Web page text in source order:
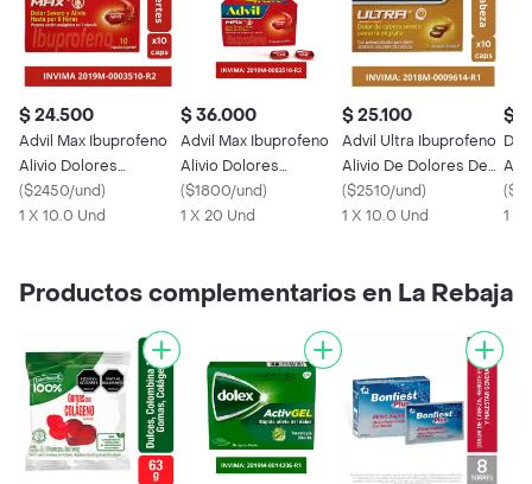
$ 24.500
Advil Max Ibuprofeno
Alivio Dolores
Asociados a
Inflamacion X 10
($2450/und)
1 X 10.0 Und
$ 36.000
Advil Max Ibuprofeno
Alivio Dolores
Asociados a
Inflamacion X20
($1800/und)
1 X 20 Und
$ 25.100
Advil Ultra Ibuprofeno
Alivio De Dolores De
Cabeza Severos X 10
($2510/und)
1 X 10.0 Und
$
(
1 X
Productos complementarios en La Rebaja